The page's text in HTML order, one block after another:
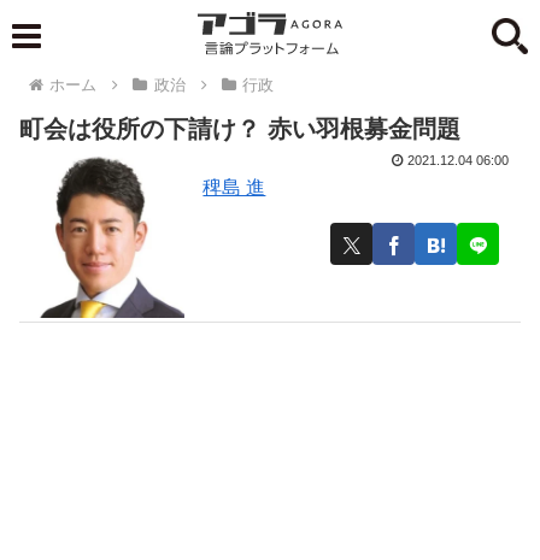
ホーム 政治 行政
町会は役所の下請け？ 赤い羽根募金問題
稗島 進
2021.12.04 06:00